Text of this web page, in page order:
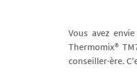
Vous avez
Thermomix®
conseiller·ère.